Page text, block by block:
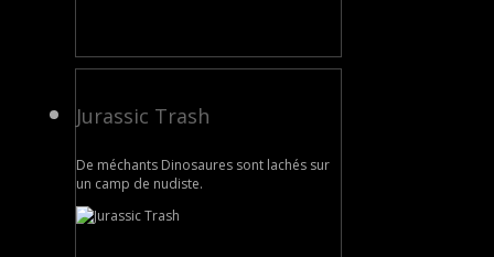
Jurassic Trash
De méchants Dinosaures sont lachés sur
un camp de nudiste.